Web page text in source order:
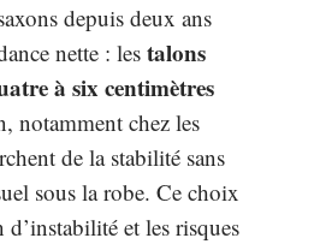
depuis deux ans
nette : les talons
à six centimètres
notamment chez les
de la stabilité sans
sous la robe. Ce choix
et les risques